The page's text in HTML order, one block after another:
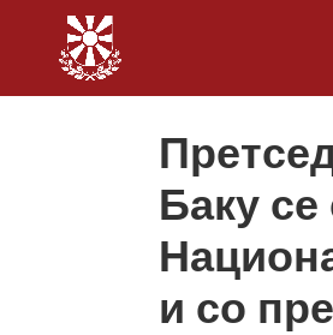
Баку се
и со